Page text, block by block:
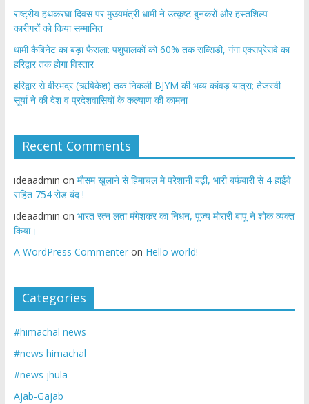
राष्ट्रीय हथकरघा दिवस पर मुख्यमंत्री धामी ने उत्कृष्ट बुनकरों और हस्तशिल्प
कारीगरों को किया सम्मानित
​धामी कैबिनेट का बड़ा फैसला: पशुपालकों को 60% तक सब्सिडी, गंगा एक्सप्रेसवे का
हरिद्वार तक होगा विस्तार
​हरिद्वार से वीरभद्र (ऋषिकेश) तक निकली BJYM की भव्य कांवड़ यात्रा; तेजस्वी
सूर्या ने की देश व प्रदेशवासियों के कल्याण की कामना
Recent Comments
ideaadmin on मौसम खुलाने से हिमाचल मे परेशानी बढ़ी, भारी बर्फबारी से 4 हाईवे
सहित 754 रोड बंद !
ideaadmin on भारत रत्न लता मंगेशकर का निधन, पूज्य मोरारी बापू ने शोक व्यक्त
किया।
A WordPress Commenteron Hello world!
Categories
#himachal news
#news himachal
#news jhula
Ajab-Gajab